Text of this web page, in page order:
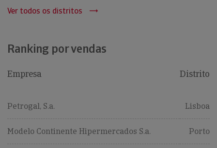
Ver todos os distritos
Ranking por vendas
Empresa Distrito
Petrogal, S.a. Lisboa
Modelo Continente Hipermercados S.a. Porto